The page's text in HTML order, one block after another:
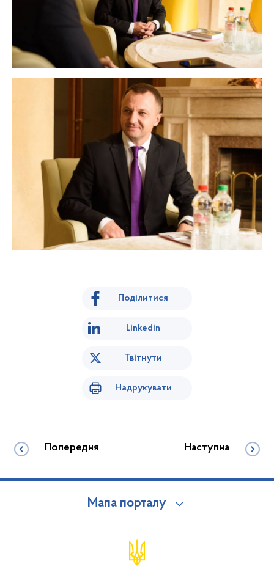
Поділитися
Linkedin
Твітнути
Надрукувати
Попередня Наступна
Мапа порталу